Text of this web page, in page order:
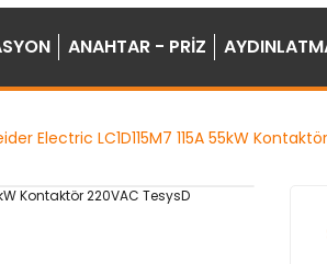
ANAHTAR - PRİZ
Electric LC1D115M7 115A 55kW